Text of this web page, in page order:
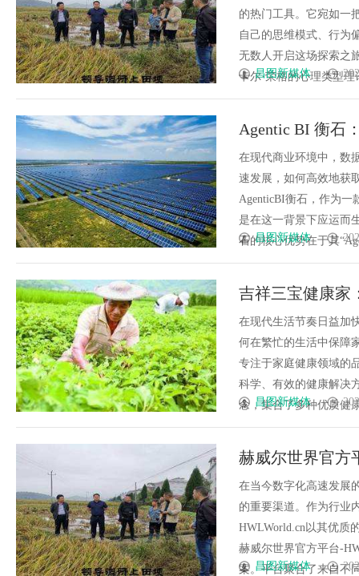
的热门工具。它宛如一
自己的思维模式、行为
无数人开启这场探索之
卡尔·荣格的心理类型
昌图新媒体
Agentic BI 衡石
在现代商业环境中，数
速发展，如何高效地获
AgenticBI衡石，作为一
是在这一背景下应运而
石的核心优势在于其
昌图新媒体
吉祥三宝健康家
在现代生活节奏日益加
何在繁忙的生活中保障
专注于家庭健康领域的
科学、有效的健康解决
念，集合了多种优质健
昌图新媒体
赫威尔世界官方
牌宣传解析
在当今数字化高速发展
的重要渠道。作为行业
HWLWorld.cn以其优质
赫威尔世界官方平台-
案。平台聚合了来自不
昌图新媒体